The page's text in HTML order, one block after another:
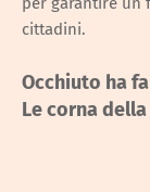
cittadini.
Occhiuto ha
Le corna